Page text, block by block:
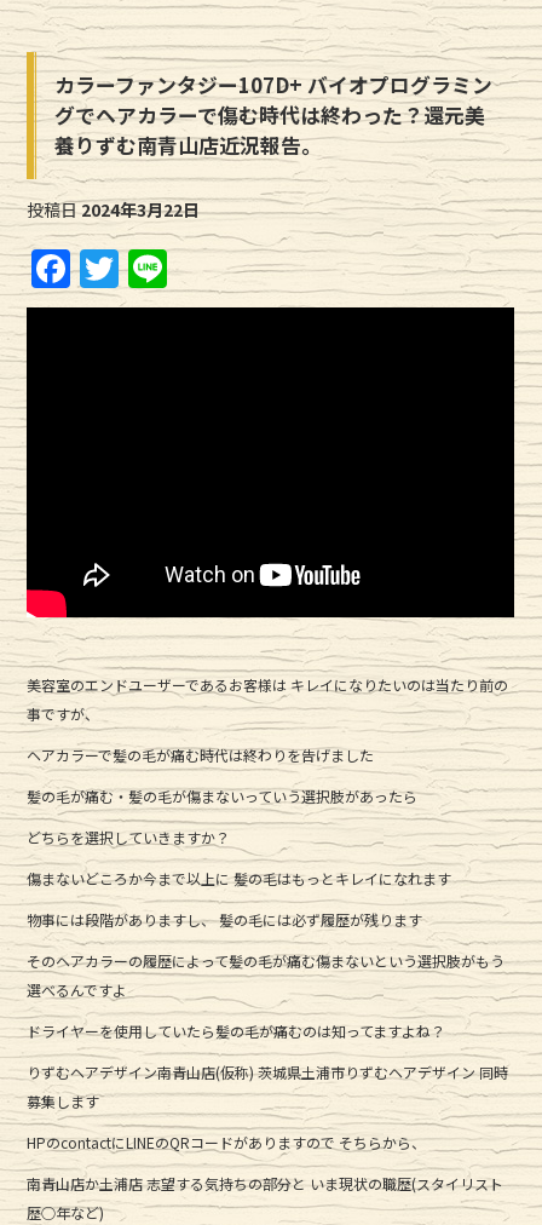
カラーファンタジー107D+ バイオプログラミン
グでヘアカラーで傷む時代は終わった？還元美
養りずむ南青山店近況報告。
投稿日2024年3月22日
F
a
T
w
Li
n
美容室のエンドユーザーであるお客様は キレイになりたいのは当たり前の
事ですが、
ヘアカラーで髪の毛が痛む時代は終わりを告げました
髪の毛が痛む・髪の毛が傷まないっていう選択肢があったら
どちらを選択していきますか？
傷まないどころか今まで以上に 髪の毛はもっとキレイになれます
物事には段階がありますし、 髪の毛には必ず履歴が残ります
そのヘアカラーの履歴によって髪の毛が痛む傷まないという選択肢がもう
選べるんですよ
ドライヤーを使用していたら髪の毛が痛むのは知ってますよね？
りずむヘアデザイン南青山店(仮称) 茨城県土浦市りずむヘアデザイン 同時
募集します
HPのcontactにLINEのQRコードがありますので そちらから、
南青山店か土浦店 志望する気持ちの部分と いま現状の職歴(スタイリスト
歴○年など)